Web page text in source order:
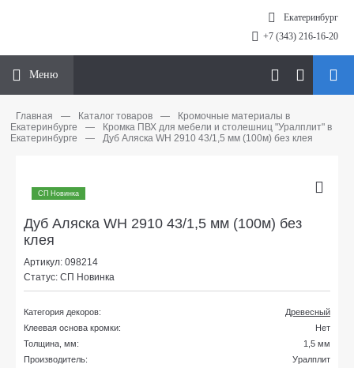
Екатеринбург
+7 (343) 216-16-20
Меню
Главная — Каталог товаров —
Кромочные материалы в
Екатеринбурге
—
Кромка ПВХ для мебели и столешниц "Уралплит" в
Екатеринбурге
— Дуб Аляска WH 2910 43/1,5 мм (100м) без клея
СП Новинка
Дуб Аляска WH 2910 43/1,5 мм (100м) без
клея
Артикул: 098214
Статус: СП Новинка
Категория декоров:
Древесный
Клеевая основа кромки:
Нет
Толщина, мм:
1,5 мм
Производитель:
Уралплит